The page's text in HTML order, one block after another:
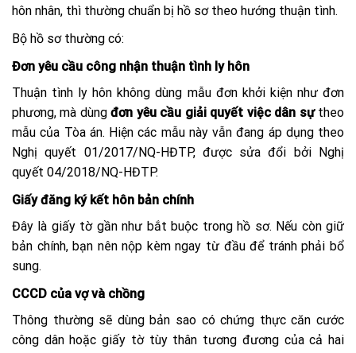
hôn nhân, thì thường chuẩn bị hồ sơ theo hướng thuận tình.
Bộ hồ sơ thường có:
Đơn yêu cầu công nhận thuận tình ly hôn
Thuận tình ly hôn không dùng mẫu đơn khởi kiện như đơn
phương, mà dùngđơn yêu cầu giải quyết việc dân sựtheo
mẫu của Tòa án. Hiện các mẫu này vẫn đang áp dụng theo
Nghị quyết 01/2017/NQ-HĐTP, được sửa đổi bởi Nghị
quyết 04/2018/NQ-HĐTP.
Giấy đăng ký kết hôn bản chính
Đây là giấy tờ gần như bắt buộc trong hồ sơ. Nếu còn giữ
bản chính, bạn nên nộp kèm ngay từ đầu để tránh phải bổ
sung.
CCCD của vợ và chồng
Thông thường sẽ dùng bản sao có chứng thực căn cước
công dân hoặc giấy tờ tùy thân tương đương của cả hai